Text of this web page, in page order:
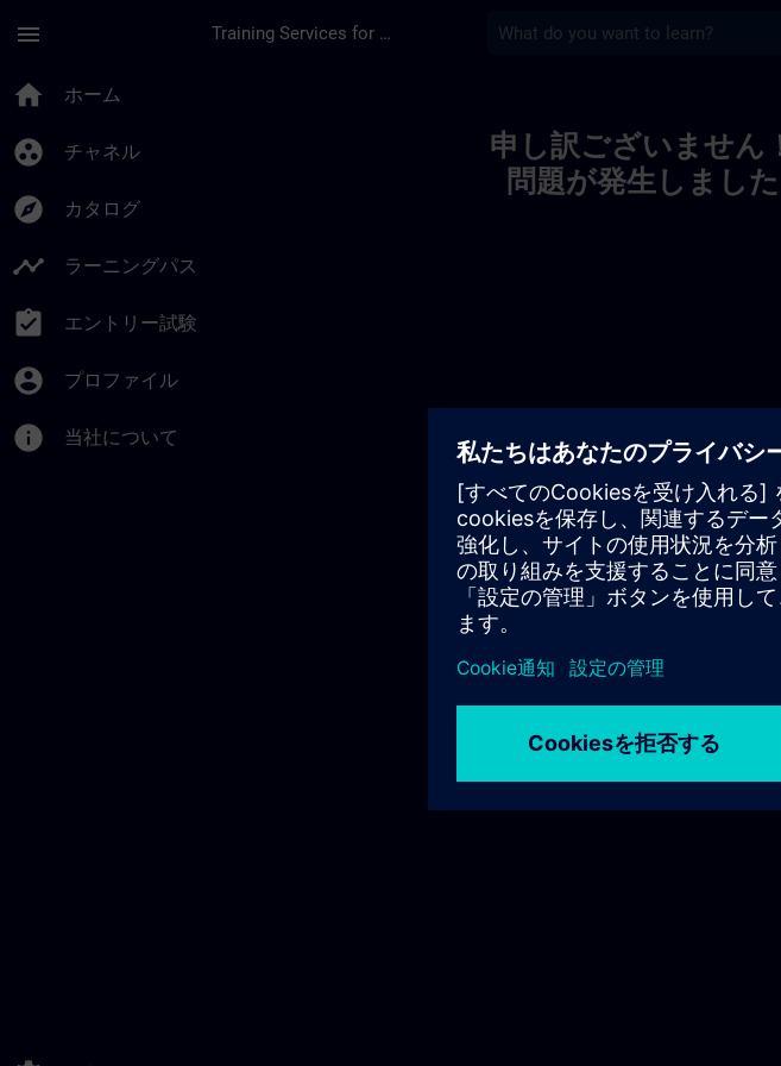
menu Training Services for Digital Industries
home ホーム
group_work チャネル
explore カタログ
timeline ラーニングパス
assignment_turned_in エントリー試験
account_circle プロファイル
info 当社について
申し訳ございません
問題が発生しました